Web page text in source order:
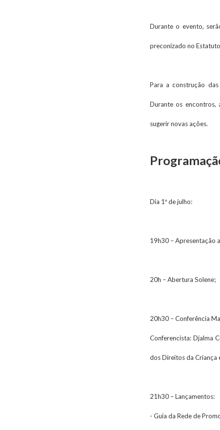
Durante o evento,
preconizado no
Para a construção
Durante os encontros,
sugerir novas ações.
Dia 1º de julho:
19h30 – Apresentação
20h – Abertura Solene;
20h30 – Conferência
Conferencista: Djalma
dos Direitos da Criança
21h30 – Lançamentos:
- Guia da Rede de